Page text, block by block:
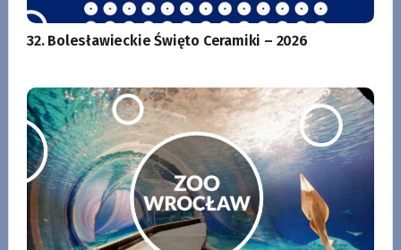
32. Bolesławieckie Święto Ceramiki – 2026